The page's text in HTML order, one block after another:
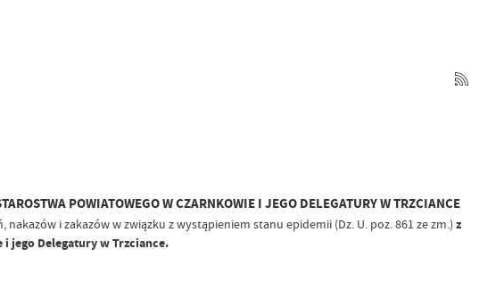
POWIATOWEGO W CZARNKOWIE I JEGO DELEGATURY W TRZCIANCE
i zakazów w związku z wystąpieniem stanu epidemii (Dz. U. poz. 861 ze zm.) z
jego Delegatury w Trzciance.